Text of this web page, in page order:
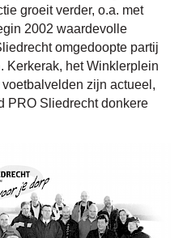
groeit verder, o.a. met
2002 waardevolle
omgedoopte partij
Kerkerak, het Winklerplein
zijn actueel,
PRO Sliedrecht donkere